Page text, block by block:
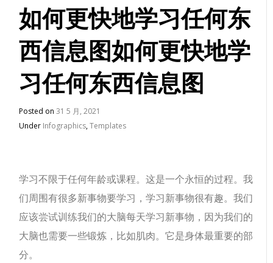
如何更快地学习任何东
西信息图如何更快地学
习任何东西信息图
Posted on31 5 月, 2021
Under Infographics,Templates
学习不限于任何年龄或课程。这是一个永恒的过程。我
们周围有很多新事物要学习，学习新事物很有趣。我们
应该尝试训练我们的大脑每天学习新事物，因为我们的
大脑也需要一些锻炼，比如肌肉。它是身体最重要的部
分。